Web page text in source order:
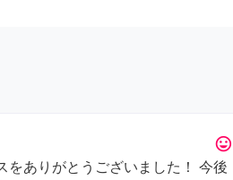
tag_faces
をありがとうございました！ 今後